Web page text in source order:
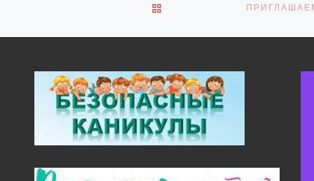
ОБРАТНО К СПИСКУ